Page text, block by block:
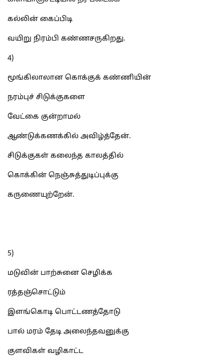
கல்லின் கைப்பிடி
வயிறு நிரம்பி கண்ணசருகிறது.
4)
மூங்கிலாலான கொக்குக் கண்ணியின்
நரம்புச் சிடுக்குகளை
வேட்கை குன்றாமல்
ஆண்டுக்கணக்கில் அவிழ்த்தேன்.
சிடுக்குகள் கலைந்த காலத்தில்
கொக்கின் நெஞ்சுத்துடிப்புக்கு
கருணையுற்றேன்.
5)
மடுவின் பாற்சுனை செழிக்க
ரத்தஞ்சொட்டும்
இளங்கொடி பொட்டணத்தோடு
பால் மரம் தேடி அலைந்தவனுக்கு
குளவிகள் வழிகாட்ட